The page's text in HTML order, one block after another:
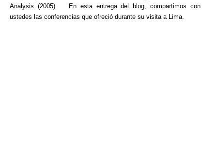
Analysis (2005). En esta entrega del blog, compartimos con
ustedes las conferencias que ofreció durante su visita a Lima.